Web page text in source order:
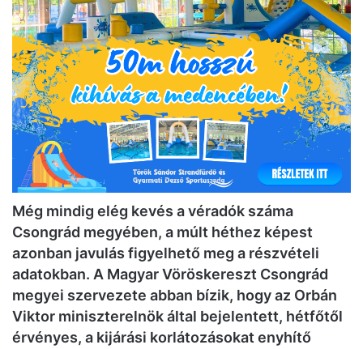
Még mindig elég kevés a véradók száma
Csongrád megyében, a múlt héthez képest
azonban javulás figyelhető meg a részvételi
adatokban. A Magyar Vöröskereszt Csongrád
megyei szervezete abban bízik, hogy az Orbán
Viktor miniszterelnök által bejelentett, hétfőtől
érvényes, a kijárási korlátozásokat enyhítő